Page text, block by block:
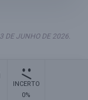
DE JUNHO DE 2026.
INCERTO
0%